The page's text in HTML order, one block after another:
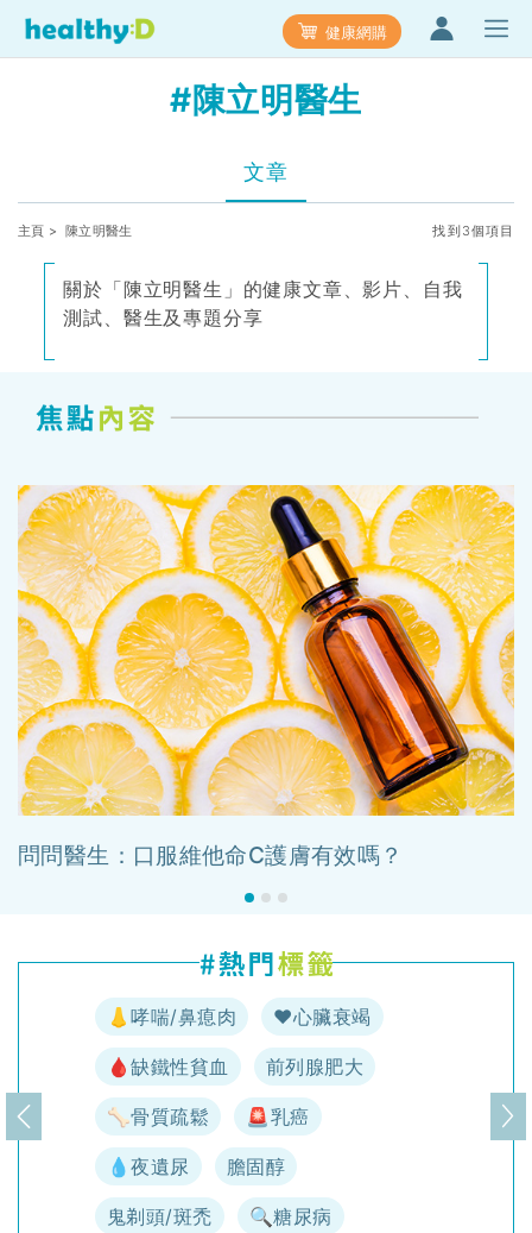
健康網購
#陳立明醫生
文章
主頁 > 陳立明醫生 找到3個項目
關於「陳立明醫生」的健康文章、影片、自我
測試、醫生及專題分享
問問醫生：口服維他命C護膚有效嗎？
👃哮喘/鼻瘜肉 ♥️心臟衰竭
🩸缺鐵性貧血 前列腺肥大
🦴骨質疏鬆 🚨乳癌
💧夜遺尿 膽固醇
鬼剃頭/斑禿 🔍糖尿病
上一頁 下